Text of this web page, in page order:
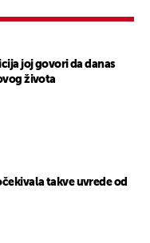
joj govori da danas
života
takve uvrede od